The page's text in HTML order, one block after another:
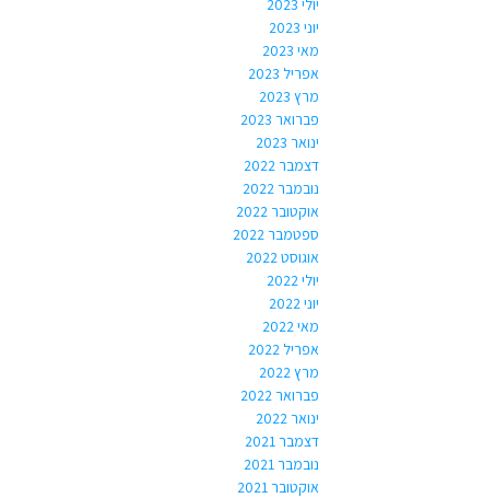
יוני 2023
מאי 2023
אפריל 2023
מרץ 2023
פברואר 2023
ינואר 2023
דצמבר 2022
נובמבר 2022
אוקטובר 2022
ספטמבר 2022
אוגוסט 2022
יולי 2022
יוני 2022
מאי 2022
אפריל 2022
מרץ 2022
פברואר 2022
ינואר 2022
דצמבר 2021
נובמבר 2021
אוקטובר 2021